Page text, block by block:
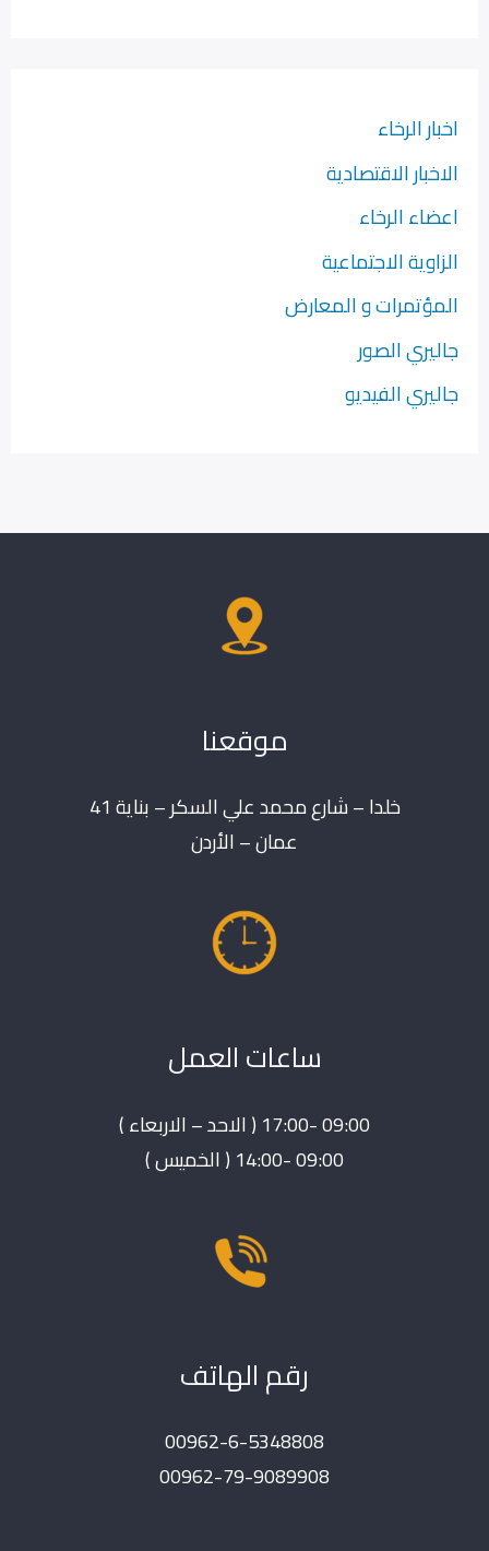
اخبار الرخاء
الاخبار الاقتصادية
اعضاء الرخاء
الزاوية الاجتماعية
المؤتمرات و المعارض
جاليري الصور
جاليري الفيديو
موقعنا
خلدا – شارع محمد علي السكر – بناية 41
عمان – الأردن
ساعات العمل
09:00 -17:00 ( الاحد – الاربعاء )
09:00 -14:00 ( الخميس )
رقم الهاتف
00962-6-5348808
00962-79-9089908